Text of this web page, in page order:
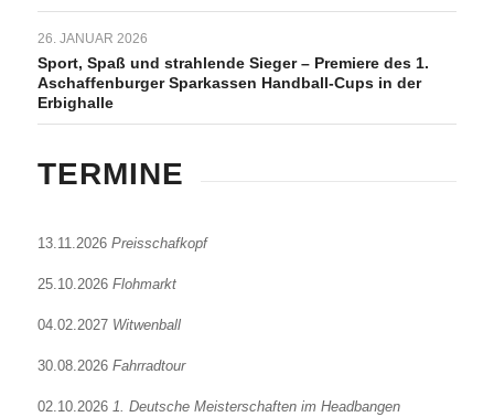
26. JANUAR 2026
Sport, Spaß und strahlende Sieger – Premiere des 1.
Aschaffenburger Sparkassen Handball-Cups in der
Erbighalle
TERMINE
13.11.2026 Preisschafkopf
25.10.2026 Flohmarkt
04.02.2027 Witwenball
30.08.2026 Fahrradtour
02.10.2026 1. Deutsche Meisterschaften im Headbangen